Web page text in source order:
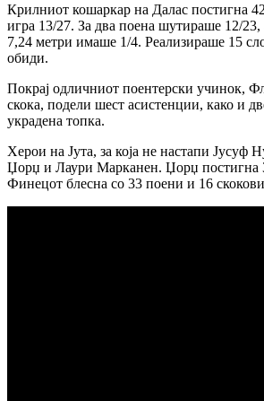
Крилниот кошаркар на Далас постигна
игра 13/27. За два поена шутираше 12/23,
7,24 метри имаше 1/4. Реализираше 15
обиди.
Покрај одличниот поентерски учинок,
скока, подели шест асистенции, како и
украдена топка.
Херои на Јута, за која не настапи Јусуф
Џорџ и Лаури Марканен. Џорџ постигна
Финецот блесна со 33 поени и 16